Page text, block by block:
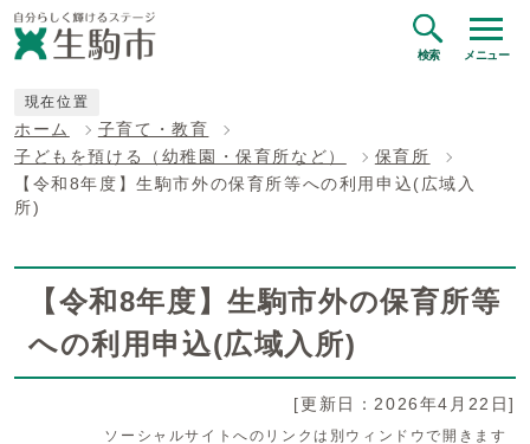
検索 メニュー
現在位置
ホーム
子育て・教育
子どもを預ける（幼稚園・保育所など）
保育所
【令和8年度】生駒市外の保育所等への利用申込(広域入
所)
【令和8年度】生駒市外の保育所等
への利用申込(広域入所)
[更新日：2026年4月22日]
ソーシャルサイトへのリンクは別ウィンドウで開きます